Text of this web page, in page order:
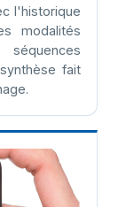
l'historique
modalités
fait